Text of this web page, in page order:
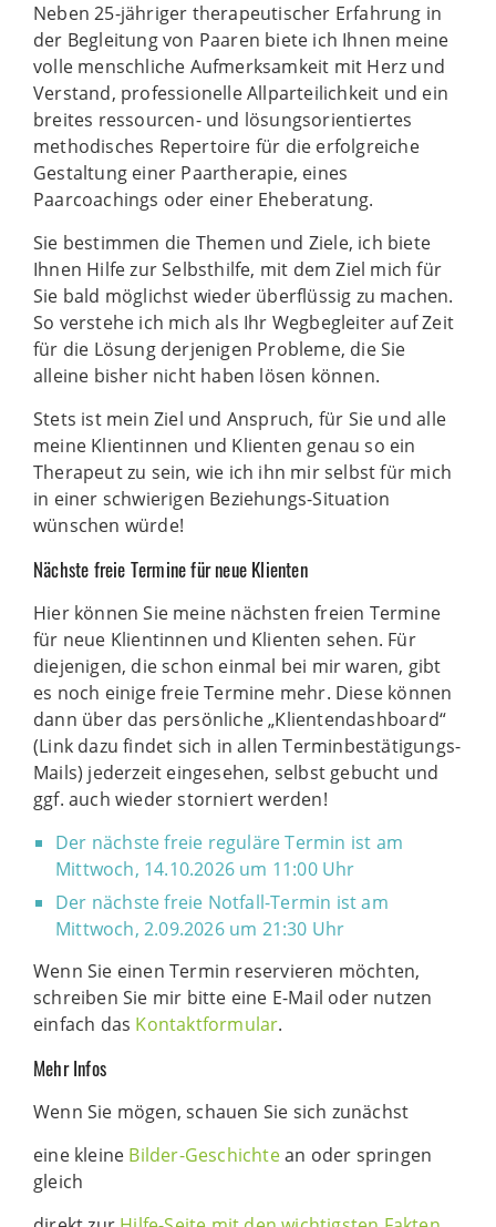
Neben 25-jähriger therapeutischer Erfahrung in
der Begleitung von Paaren biete ich Ihnen meine
volle menschliche Aufmerksamkeit mit Herz und
Verstand, professionelle Allparteilichkeit und ein
breites ressourcen- und lösungsorientiertes
methodisches Repertoire für die erfolgreiche
Gestaltung einer Paartherapie, eines
Paarcoachings oder einer Eheberatung.
Sie bestimmen die Themen und Ziele, ich biete
Ihnen Hilfe zur Selbsthilfe, mit dem Ziel mich für
Sie bald möglichst wieder überflüssig zu machen.
So verstehe ich mich als Ihr Wegbegleiter auf Zeit
für die Lösung derjenigen Probleme, die Sie
alleine bisher nicht haben lösen können.
Stets ist mein Ziel und Anspruch, für Sie und alle
meine Klientinnen und Klienten genau so ein
Therapeut zu sein, wie ich ihn mir selbst für mich
in einer schwierigen Beziehungs-Situation
wünschen würde!
Nächste freie Termine für neue Klienten
Hier können Sie meine nächsten freien Termine
für neue Klientinnen und Klienten sehen. Für
diejenigen, die schon einmal bei mir waren, gibt
es noch einige freie Termine mehr. Diese können
dann über das persönliche „Klientendashboard“
(Link dazu findet sich in allen Terminbestätigungs-
Mails) jederzeit eingesehen, selbst gebucht und
ggf. auch wieder storniert werden!
Der nächste freie reguläre Termin ist am
Mittwoch, 14.10.2026 um 11:00 Uhr
Der nächste freie Notfall-Termin ist am
Mittwoch, 2.09.2026 um 21:30 Uhr
Wenn Sie einen Termin reservieren möchten,
schreiben Sie mir bitte eine E-Mail oder nutzen
einfach das Kontaktformular.
Mehr Infos
Wenn Sie mögen, schauen Sie sich zunächst
eine kleine Bilder-Geschichtean oder springen
gleich